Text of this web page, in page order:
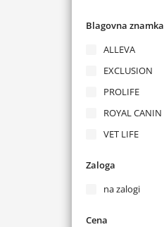
Blagovna znamka
ALLEVA
EXCLUSION
PROLIFE
ROYAL CANIN
VET LIFE
Zaloga
na zalogi
Cena